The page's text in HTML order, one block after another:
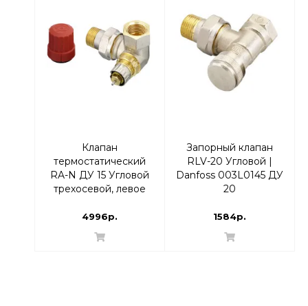
Клапан
термостатический
RA-N ДУ 15 Угловой
трехосевой, левое
013G7022 RTR-N
4996р.
Запорный клапан
RLV-20 Угловой |
Danfoss 003L0145 ДУ
20
1584р.